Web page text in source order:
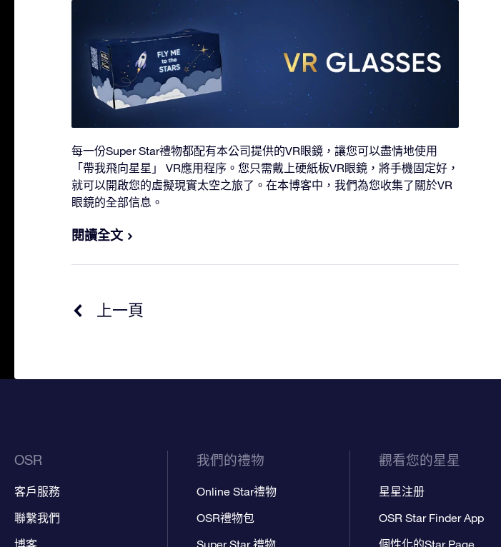
每一份Super Star禮物都配有本公司提供的VR眼鏡，讓您可以盡情地使用
「帶我飛向星星」 VR應用程序。您只需戴上硬紙板VR眼鏡，將手機固定好，
就可以開啟您的虛擬現實太空之旅了。在本博客中，我們為您收集了關於VR
眼鏡的全部信息。
閱讀全文
上一頁
OSR
客戶服務
聯繫我們
博客
我們的禮物
Online Star禮物
OSR禮物包
Super Star 禮物
觀看您的星星
星星注册
OSR Star Finder App
個性化的Star Page